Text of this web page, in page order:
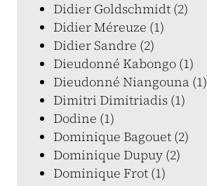
Didier Goldschmidt (2)
Didier Méreuze (1)
Didier Sandre (2)
Dieudonné Kabongo (1)
Dieudonné Niangouna (1)
Dimitri Dimitriadis (1)
Dodine (1)
Dominique Bagouet (2)
Dominique Dupuy (2)
Dominique Frot (1)